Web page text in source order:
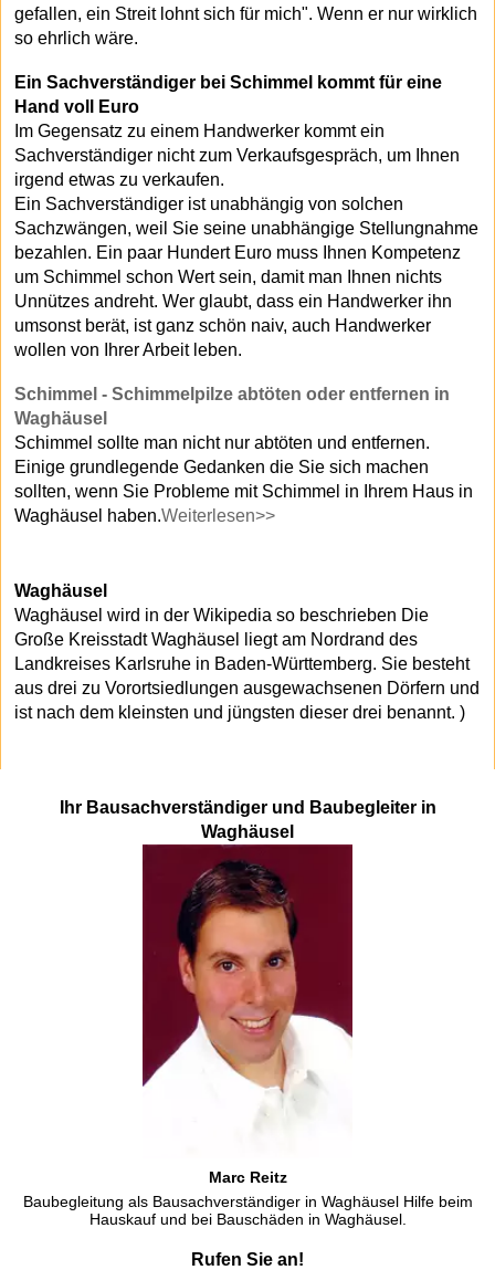
Ihr Bausachverständiger und Baubegleiter in
Waghäusel
Marc Reitz
Baubegleitung als Bausachverständiger in Waghäusel Hilfe beim
Hauskauf und bei Bauschäden in Waghäusel.
Rufen Sie an!
gefallen, ein Streit lohnt sich für mich". Wenn er nur wirklich
so ehrlich wäre.
Ein Sachverständiger bei Schimmel kommt für eine
Hand voll Euro
Im Gegensatz zu einem Handwerker kommt ein
Sachverständiger nicht zum Verkaufsgespräch, um Ihnen
irgend etwas zu verkaufen.
Ein Sachverständiger ist unabhängig von solchen
Sachzwängen, weil Sie seine unabhängige Stellungnahme
bezahlen. Ein paar Hundert Euro muss Ihnen Kompetenz
um Schimmel schon Wert sein, damit man Ihnen nichts
Unnützes andreht. Wer glaubt, dass ein Handwerker ihn
umsonst berät, ist ganz schön naiv, auch Handwerker
wollen von Ihrer Arbeit leben.
Schimmel - Schimmelpilze abtöten oder entfernen in
Waghäusel
Schimmel sollte man nicht nur abtöten und entfernen.
Einige grundlegende Gedanken die Sie sich machen
sollten, wenn Sie Probleme mit Schimmel in Ihrem Haus in
Waghäusel haben.Weiterlesen>>
Waghäusel
Waghäusel wird in der Wikipedia so beschrieben Die
Große Kreisstadt Waghäusel liegt am Nordrand des
Landkreises Karlsruhe in Baden-Württemberg. Sie besteht
aus drei zu Vorortsiedlungen ausgewachsenen Dörfern und
ist nach dem kleinsten und jüngsten dieser drei benannt. )